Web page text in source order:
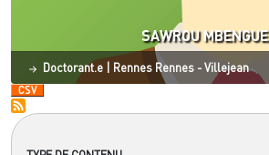
SAWROU MBENGUE
Statut
Doctorant.e Site ESO
Rennes Rennes - Villejean